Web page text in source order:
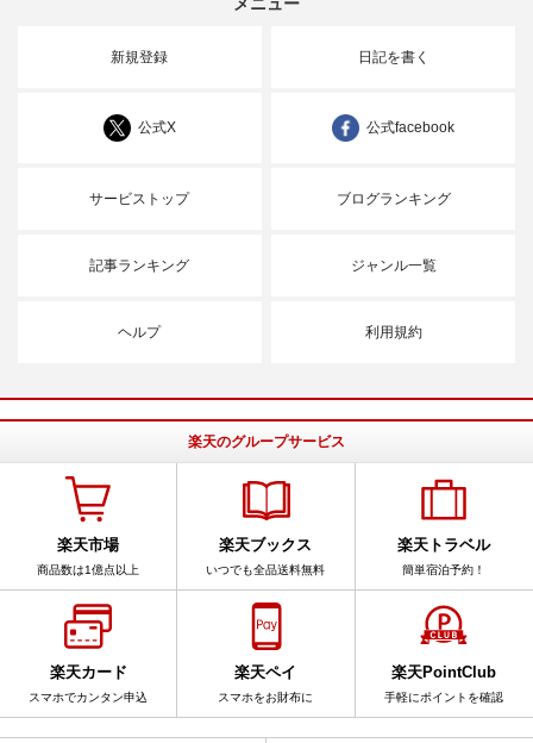
新規登録 日記を書く
公式X 公式facebook
サービストップ ブログランキング
記事ランキング ジャンル一覧
ヘルプ 利用規約
楽天のグループサービス
楽天市場
商品数は1億点以上
楽天ブックス
いつでも全品送料無料
楽天トラベル
簡単宿泊予約！
楽天カード
スマホでカンタン申込
楽天ペイ
スマホをお財布に
楽天PointClub
手軽にポイントを確認